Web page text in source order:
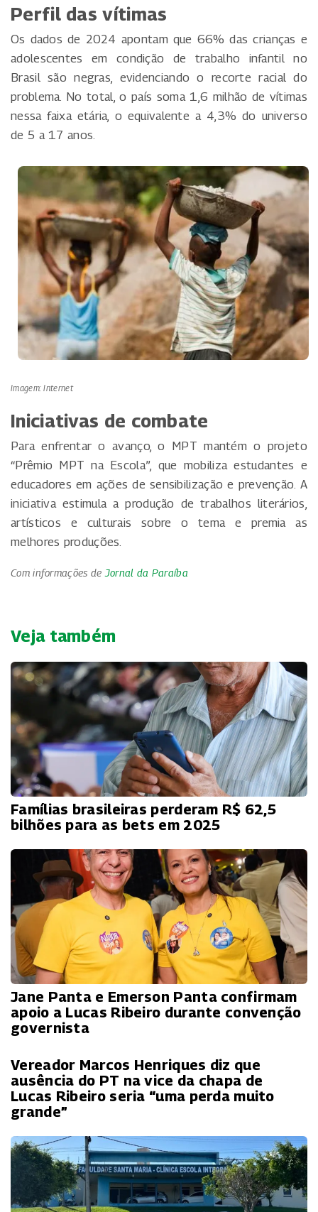
Perfil das vítimas
Os dados de 2024 apontam que 66% das crianças e
adolescentes em condição de trabalho infantil no
Brasil são negras, evidenciando o recorte racial do
problema. No total, o país soma 1,6 milhão de vítimas
nessa faixa etária, o equivalente a 4,3% do universo
de 5 a 17 anos.
Imagem: Internet
Iniciativas de combate
Para enfrentar o avanço, o MPT mantém o projeto
“Prêmio MPT na Escola”, que mobiliza estudantes e
educadores em ações de sensibilização e prevenção. A
iniciativa estimula a produção de trabalhos literários,
artísticos e culturais sobre o tema e premia as
melhores produções.
Com informações de Jornal da Paraíba
Veja também
Famílias brasileiras perderam R$ 62,5
bilhões para as bets em 2025
Jane Panta e Emerson Panta confirmam
apoio a Lucas Ribeiro durante convenção
governista
Vereador Marcos Henriques diz que
ausência do PT na vice da chapa de
Lucas Ribeiro seria “uma perda muito
grande”